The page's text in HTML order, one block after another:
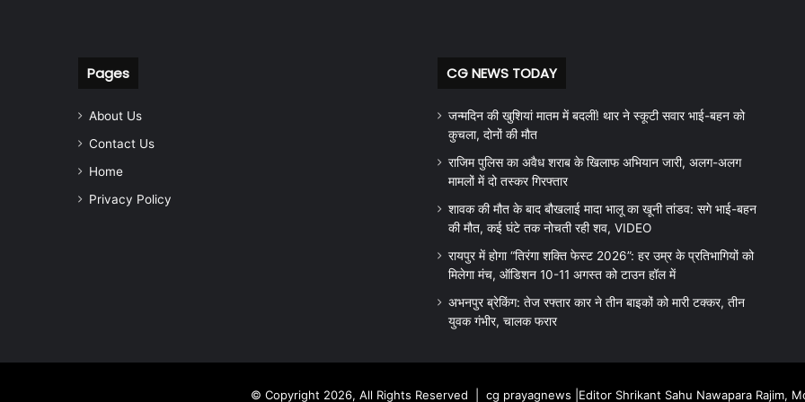
Pages
About Us
Contact Us
Home
Privacy Policy
CG NEWS TODAY
जन्मदिन की खुशियां मातम में बदलीं! थार ने स्कूटी सवार भाई-बहन को
कुचला, दोनों की मौत
राजिम पुलिस का अवैध शराब के खिलाफ अभियान जारी, अलग-अलग
मामलों में दो तस्कर गिरफ्तार
शावक की मौत के बाद बौखलाई मादा भालू का खूनी तांडव: सगे भाई-बहन
की मौत, कई घंटे तक नोचती रही शव, VIDEO
रायपुर में होगा “तिरंगा शक्ति फेस्ट 2026”: हर उम्र के प्रतिभागियों को
मिलेगा मंच, ऑडिशन 10-11 अगस्त को टाउन हॉल में
अभनपुर ब्रेकिंग: तेज रफ्तार कार ने तीन बाइकों को मारी टक्कर, तीन
युवक गंभीर, चालक फरार
© Copyright 2026, All Rights Reserved | cg prayagnews |Editor Shrikant Sahu Nawapara Rajim,